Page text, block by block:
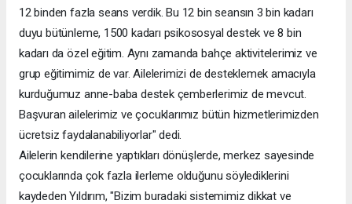
12 binden fazla seans verdik. Bu 12 bin seansın 3 bin kadarı
duyu bütünleme, 1500 kadarı psikososyal destek ve 8 bin
kadarı da özel eğitim. Aynı zamanda bahçe aktivitelerimiz ve
grup eğitimimiz de var. Ailelerimizi de desteklemek amacıyla
kurduğumuz anne-baba destek çemberlerimiz de mevcut.
Başvuran ailelerimiz ve çocuklarımız bütün hizmetlerimizden
ücretsiz faydalanabiliyorlar" dedi.
Ailelerin kendilerine yaptıkları dönüşlerde, merkez sayesinde
çocuklarında çok fazla ilerleme olduğunu söylediklerini
kaydeden Yıldırım, "Bizim buradaki sistemimiz dikkat ve